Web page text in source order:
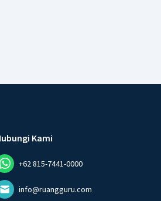
Kami
+62 815-7441-0000
info@ruangguru.com